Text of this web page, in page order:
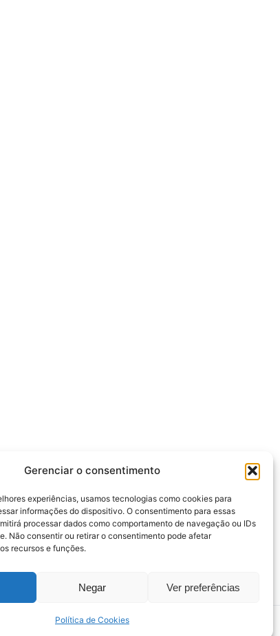
Gerenciar o consentimento
experiências, usamos tecnologias como cookies para
informações do dispositivo. O consentimento para essas
processar dados como comportamento de navegação ou IDs
Não consentir ou retirar o consentimento pode afetar
recursos e funções.
Negar Ver preferências
Política de Cookies